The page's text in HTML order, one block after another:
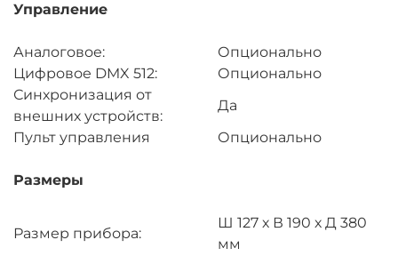
Управление
Аналоговое:
Опционально
Цифровое DMX 512:
Опционально
Синхронизация от
внешних устройств:
Да
Пульт управления
Опционально
Размеры
Размер прибора:
Ш 127 х В 190 х Д 380
мм